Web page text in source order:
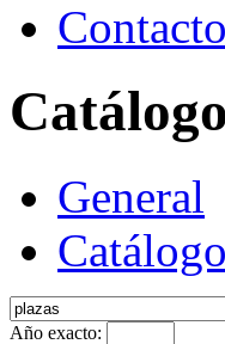
Contacto
General
Año exacto: